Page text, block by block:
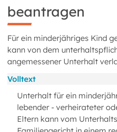
beantragen
Für ein minderjähriges Kind
kann von dem
angemessener Unterhalt
Volltext
Unterhalt für ein
lebender - verheirateter
Eltern kann vom